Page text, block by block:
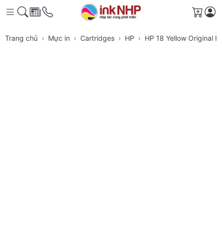
Giỏ
Trang chủ Mực in Cartridges HP HP 18 Yellow Original